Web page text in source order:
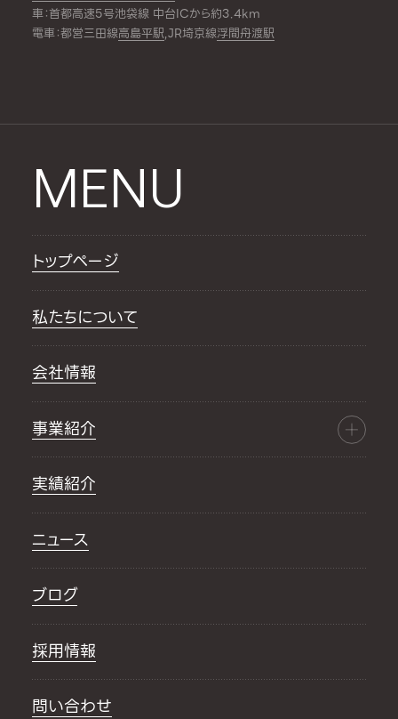
車：首都高速5号池袋線 中台ICから約3.4km
電車：都営三田線高島平駅,JR埼京線浮間舟渡駅
MENU
トップページ
私たちについて
会社情報
事業紹介
実績紹介
ニュース
ブログ
採用情報
問い合わせ